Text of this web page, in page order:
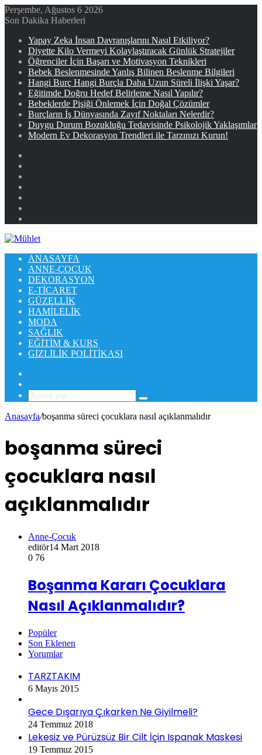
Perşembe, Ağustos 6 2026
Son Dakika Haberleri
Yapay Zeka İnsan Davranışlarını Nasıl Etkiliyor?
Diyette Kilo Vermeyi Kolaylaştıracak Günlük Stratejiler
Öğrenciler İçin Başarı ve Motivasyon Teknikleri
Bebek Beslenmesinde Yanlış Bilinen Beslenme Bilgileri
Hangi Burç Hangi Burçla Daha Uzun Süreli İlişki Yaşar?
Eğitimde Doğru Hedef Belirleme Nasıl Yapılır?
Bebeklerde Pişiği Önlemek İçin Doğal Çözümler
Burçların İş Dünyasında Zayıf Noktaları Nelerdir?
Duygu Durum Bozukluğu Tedavisinde Psikolojik Yaklaşımlar
Modern Ev Dekorasyon Trendleri ile Tarzınızı Kurun!
ANASAYFA
ANNE-ÇOCUK
DEKORASYON
E-TICARET
GÜZELLIK
HAMILELIK
MODA
SAĞLIK
EĞITIM & KURS
GIZLILIK POLITIKASI
Arama
yap
...
Anasayfa/boşanma süreci çocuklara nasıl açıklanmalıdır
boşanma süreci
çocuklara nasıl
açıklanmalıdır
Anne-Çocuk
editör14 Mart 2018
0 76
Boşanma Kararı Çocuklara
Nasıl Açıklanmalıdır?
Popüler
Son Eklenen
Yorumlar
TARZTAKIM
6 Mayıs 2015
Gece Dışarıya Çıkarken Ne Giyilmeli?
24 Temmuz 2018
Lekesiz ve Pürüzsüz Bir Cilt İçin Ispanak Maskesi
19 Temmuz 2015